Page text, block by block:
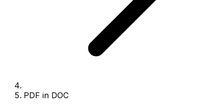
PDF in DOC